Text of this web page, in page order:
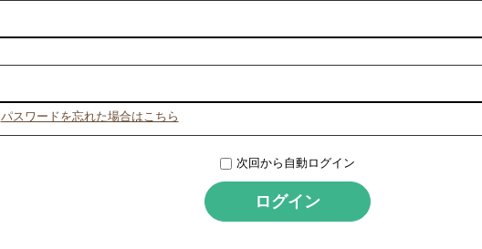
パスワードを忘れた場合はこちら
次回から自動ログイン
ログイン